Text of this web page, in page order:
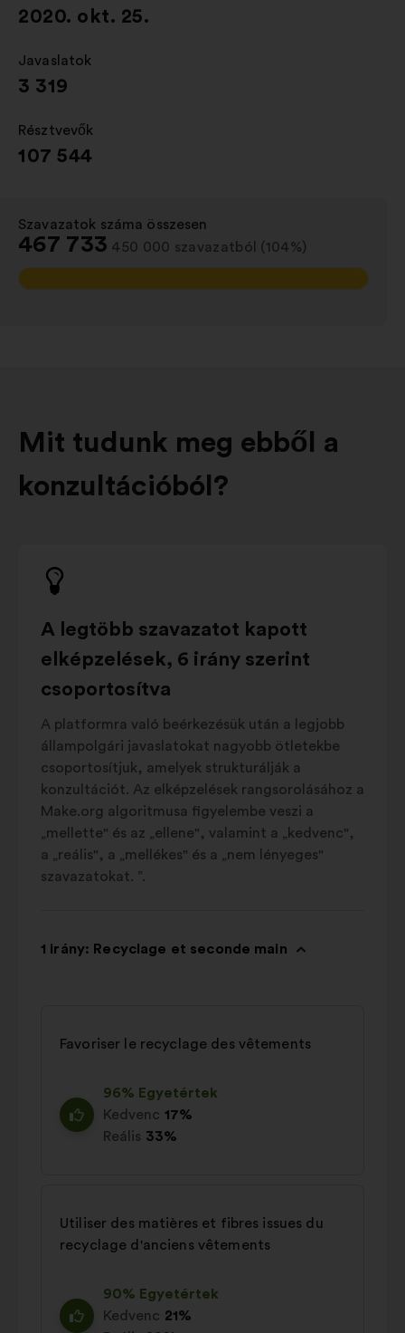
2020. okt. 25.
Javaslatok
:
3 319
Résztvevők
:
107 544
Szavazatok száma összesen
:
467 733 450 000 szavazatból (104%)
Mit tudunk meg ebből a
konzultációból?
A legtöbb szavazatot kapott
elképzelések, 6 irány szerint
csoportosítva
A platformra való beérkezésük után a legjobb
állampolgári javaslatokat nagyobb ötletekbe
csoportosítjuk, amelyek strukturálják a
konzultációt. Az elképzelések rangsorolásához a
Make.org algoritmusa figyelembe veszi a
„mellette" és az „ellene", valamint a „kedvenc",
a „reális", a „mellékes" és a „nem lényeges"
szavazatokat. ”.
1 irány: Recyclage et seconde main
Favoriser le recyclage des vêtements
96% Egyetértek
Kedvenc 17%
Reális 33%
Utiliser des matières et fibres issues du
recyclage d'anciens vêtements
90% Egyetértek
Kedvenc 21%